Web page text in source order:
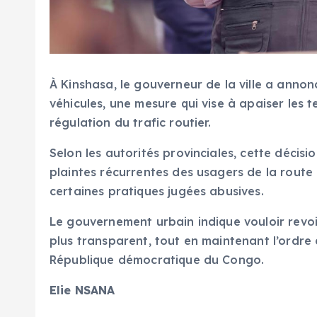
À Kinshasa, le gouverneur de la ville a
véhicules, une mesure qui vise à apaiser
régulation du trafic routier.
Selon les autorités provinciales, cette
plaintes récurrentes des usagers de la
certaines pratiques jugées abusives.
Le gouvernement urbain indique vouloir
plus transparent, tout en maintenant
République démocratique du Congo.
Elie NSANA